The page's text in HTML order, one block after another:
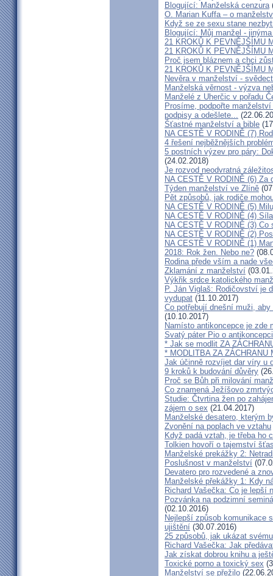
Blogující: Manželská cenzura
O. Marian Kuffa – o
Když se ze sexu stane
Blogující: Můj manžel -
21 KROKŮ K PEVNĚJŠÍMU
21 KROKŮ K PEVNĚJŠÍMU
Proč jsem bláznem a chci
21 KROKŮ K PEVNĚJŠÍMU
Nevěra v manželství -
Manželská věrnost - výzva
Manželé z Uherčic v pořadu
Prosíme, podpořte
podpisy a odešlete...
Šťastné manželství a bible
NA CESTĚ V RODINĚ (7)
4 řešení nejběžnějších
5 postních výzev pro páry:
(24.02.2018)
Je rozvod neodvratná
NA CESTĚ V RODINĚ (6) Za
Týden manželství ve Zlíně
Pět způsobů, jak rodiče
NA CESTĚ V RODINĚ (5)
NA CESTĚ V RODINĚ (4)
NA CESTĚ V RODINĚ (3) Co
NA CESTĚ V RODINĚ (2)
NA CESTĚ V RODINĚ (1)
2018: Rok žen. Nebo ne?
Rodina přede vším a nade
Zklamání z manželství
Výkřik srdce katolického
P. Ján Viglaš: Rodičovství je
vydupat (11.10.2017)
Co potřebují dnešní muži,
(10.10.2017)
Namísto antikoncepce je zde
Svatý páter Pio o antikoncepci
* Jak se modlit ZA
* MODLITBA ZA ZÁCHRANU
Jak účinně rozvíjet dar víry u
9 kroků k budování důvěry
Proč se Bůh při milování
Co znamená Ježíšovo
Studie: Čtvrtina žen po
zájem o sex (21.04.2017)
Manželské desatero, kterým
Zvonění na poplach ve vztahu
Když padá vztah, je třeba ho
Tolkien hovoří o tajemství
Manželské prekážky 2:
Poslušnost v manželství
Devatero pro rozvedené a
Manželské překážky 1: Kdy
Richard Vašečka: Co je lepší
Pozvánka na podzimní
(02.10.2016)
Nejlepší způsob komunikace
ujištění (30.07.2016)
25 způsobů, jak ukázat
Richard Vašečka: Jak
Jak získat dobrou knihu a
Toxické porno a toxický sex
Manželství se přežilo